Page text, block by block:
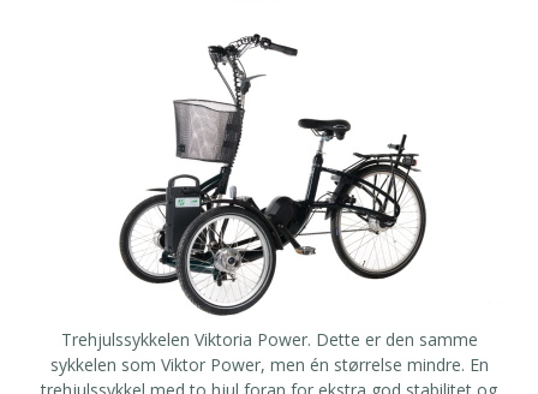
Trehjulssykkelen Viktoria Power. Dette er den samme
sykkelen som Viktor Power, men én størrelse mindre. En